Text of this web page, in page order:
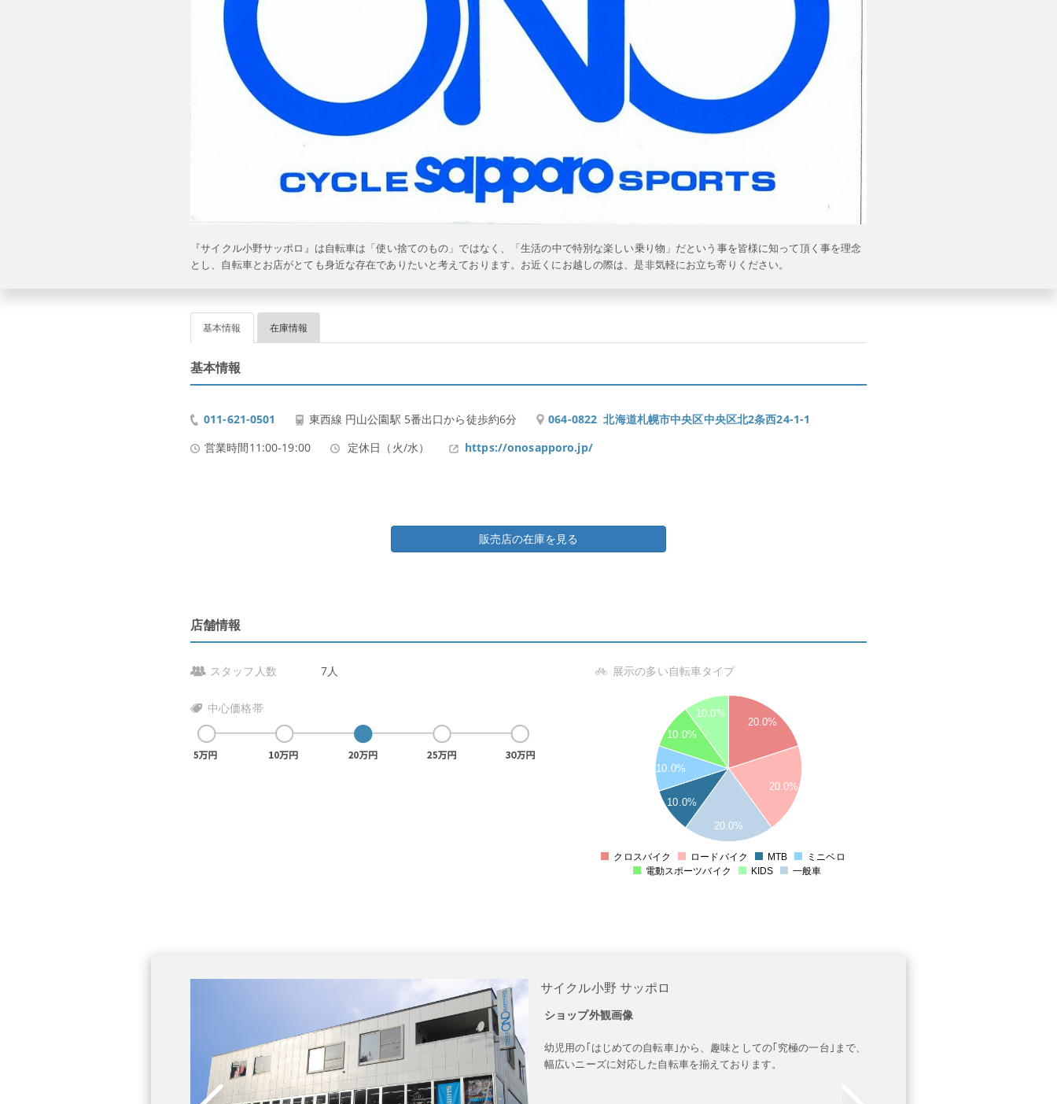
『サイクル小野サッポロ』は自転車は「使い捨てのもの」ではなく、「生活の中で特別な楽しい乗り物」だという事を皆様に知って頂く事を理念
とし、自転車とお店がとても身近な存在でありたいと考えております。お近くにお越しの際は、是非気軽にお立ち寄りください。
基本情報 在庫情報
基本情報
011-621-0501 東西線 円山公園駅 5番出口から徒歩約6分
064-0822 北海道札幌市中央区中央区北2条西24-1-1
営業時間11:00-19:00
定休日（火/水） https://onosapporo.jp/
販売店の在庫を見る
店舗情報
スタッフ人数 7人
中心価格帯
展示の多い自転車タイプ
20.0%
20.0%
10.0%
10.0%
10.0%
10.0%
20.0%
0
クロスバイク ロードバイク MTB
ミニベロ
電動スポーツバイク
KIDS 一般車
サイクル小野 サッポロ
ショップ外観画像
幼児用の｢はじめての自転車｣から、趣味としての｢究極の一台｣まで、
幅広いニーズに対応した自転車を揃えております。